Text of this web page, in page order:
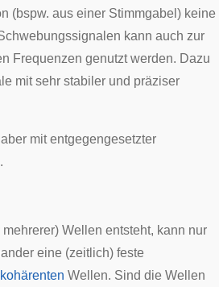
(bspw. aus einer Stimmgabel) keine
kann auch zur
Frequenzen genutzt werden. Dazu
mit sehr stabiler und präziser
mit entgegengesetzter
.
Wellen entsteht, kann nur
eine (zeitlich) feste
kohärenten Wellen. Sind die Wellen